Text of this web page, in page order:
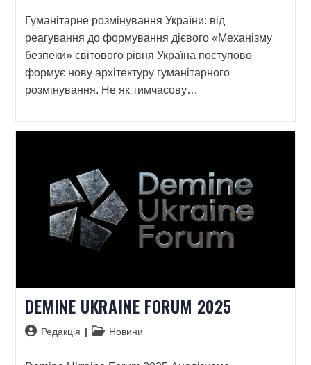
Гуманітарне розмінування України: від
реагування до формування дієвого «Механізму
безпеки» світового рівня Україна поступово
формує нову архітектуру гуманітарного
розмінування. Не як тимчасову…
DEMINE UKRAINE FORUM 2025
Редакція Новини